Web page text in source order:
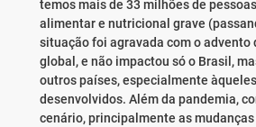
temos mais de 33 milhões de
alimentar e nutricional grave
situação foi agravada com o advento
global, e não impactou só o Brasil,
outros países, especialmente
desenvolvidos. Além da pandemia,
cenário, principalmente as